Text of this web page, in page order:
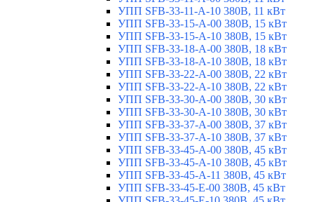
УПП SFB-33-11-A-10 380В, 11 кВт
УПП SFB-33-15-A-00 380В, 15 кВт
УПП SFB-33-15-A-10 380В, 15 кВт
УПП SFB-33-18-A-00 380В, 18 кВт
УПП SFB-33-18-A-10 380В, 18 кВт
УПП SFB-33-22-A-00 380В, 22 кВт
УПП SFB-33-22-A-10 380В, 22 кВт
УПП SFB-33-30-A-00 380В, 30 кВт
УПП SFB-33-30-A-10 380В, 30 кВт
УПП SFB-33-37-A-00 380В, 37 кВт
УПП SFB-33-37-A-10 380В, 37 кВт
УПП SFB-33-45-A-00 380В, 45 кВт
УПП SFB-33-45-A-10 380В, 45 кВт
УПП SFB-33-45-A-11 380В, 45 кВт
УПП SFB-33-45-E-00 380В, 45 кВт